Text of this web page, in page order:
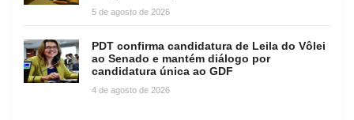
5 de agosto de 2026
PDT confirma candidatura de Leila do Vôlei
ao Senado e mantém diálogo por
candidatura única ao GDF
4 de agosto de 2026